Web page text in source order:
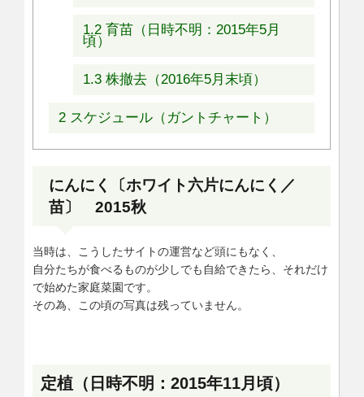
1.2 育苗（日時不明：2015年5月
頃）
1.3 株撤去（2016年5月末頃）
2 スケジュール（ガントチャート）
にんにく〔ホワイト六片にんにく／
苗〕 2015秋
当時は、こうしたサイトの運営など頭にもなく、
自分たちが食べるものが少しでも自給できたら、それだけ
で始めた家庭菜園です。
その為、この頃の写真は残っていません。
定植（日時不明：2015年11月頃）